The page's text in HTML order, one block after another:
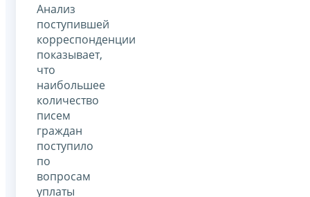
Анализ
поступившей
корреспонденции
показывает,
что
наибольшее
количество
писем
граждан
поступило
по
вопросам
уплаты